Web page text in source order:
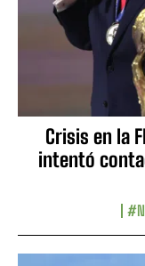
Crisis en la
intentó